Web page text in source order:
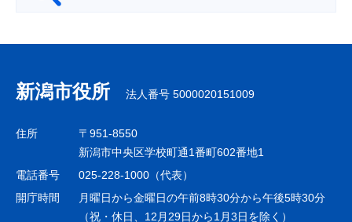
ナ
ビ
ゲ
シ
ョ
新潟市役所 法人番号 5000020151009
住所
〒951-8550
新潟市中央区学校町通1番町602番地1
電話番号
025-228-1000（代表）
開庁時間
月曜日から金曜日の午前8時30分から午後5時30分
（祝・休日、12月29日から1月3日を除く）